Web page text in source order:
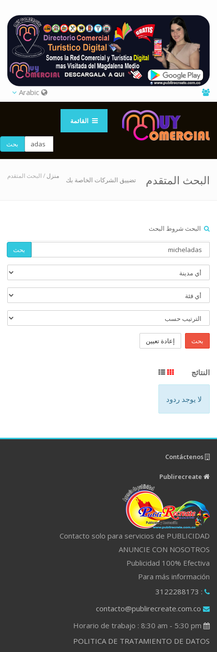
القائمة
بحث
البحث المتقدم تضييق الشركات الخاصة بك منزل / البحث المتقدم
البحث شروط البحث
بحث
بحث إعادة تعيين
النتائج
لا يوجد ردود
Contacto solo para servicios de PUBLICIDAD
ANUNCIE CON NOSOTROS
Publicidad 100% Efectiva
Para más información
: 3122288173
contacto@publirecreate.com.co
POLITICA DE TRATAMIENTO DE DATOS